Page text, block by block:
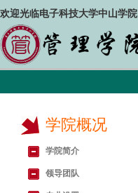
欢迎光临电子科技大学中山学院
学院概况
学院简介
领导团队